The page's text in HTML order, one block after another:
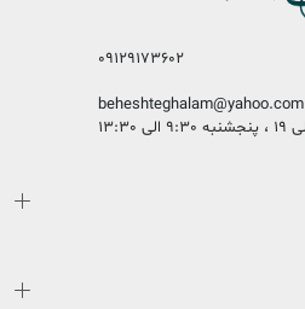
09129173602
beheshteghalam@yahoo.com